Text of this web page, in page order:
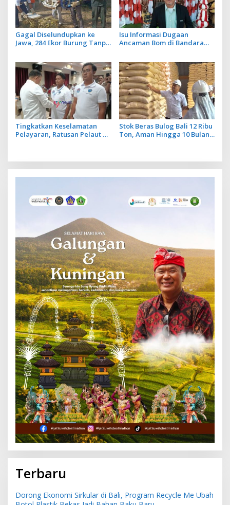
Gagal Diselundupkan ke
Jawa, 284 Ekor Burung Tanpa
Isu Informasi Dugaan
Ancaman Bom di Bandara
Lancar
Tingkatkan Keselamatan
Pelayaran, Ratusan Pelaut di
Stok Beras Bulog Bali 12 Ribu
Ton, Aman Hingga 10 Bulan
Terbaru
Dorong Ekonomi Sirkular di Bali, Program Recycle Me Ubah